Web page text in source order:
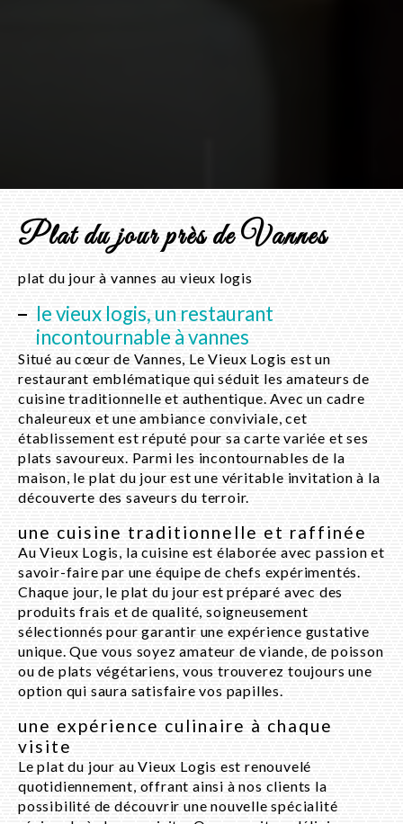
Plat du jour près de Vannes
plat du jour à vannes au vieux logis
le vieux logis, un restaurant
incontournable à vannes
Situé au cœur de Vannes, Le Vieux Logis est un
restaurant emblématique qui séduit les amateurs de
cuisine traditionnelle et authentique. Avec un cadre
chaleureux et une ambiance conviviale, cet
établissement est réputé pour sa carte variée et ses
plats savoureux. Parmi les incontournables de la
maison, le plat du jour est une véritable invitation à la
découverte des saveurs du terroir.
une cuisine traditionnelle et raffinée
Au Vieux Logis, la cuisine est élaborée avec passion et
savoir-faire par une équipe de chefs expérimentés.
Chaque jour, le plat du jour est préparé avec des
produits frais et de qualité, soigneusement
sélectionnés pour garantir une expérience gustative
unique. Que vous soyez amateur de viande, de poisson
ou de plats végétariens, vous trouverez toujours une
option qui saura satisfaire vos papilles.
une expérience culinaire à chaque
visite
Le plat du jour au Vieux Logis est renouvelé
quotidiennement, offrant ainsi à nos clients la
possibilité de découvrir une nouvelle spécialité